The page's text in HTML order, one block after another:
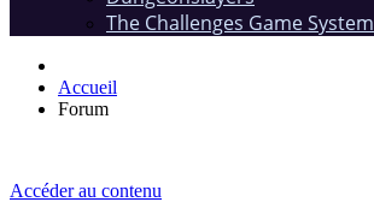
The Challenges Game System
Accueil
Forum
Accéder au contenu